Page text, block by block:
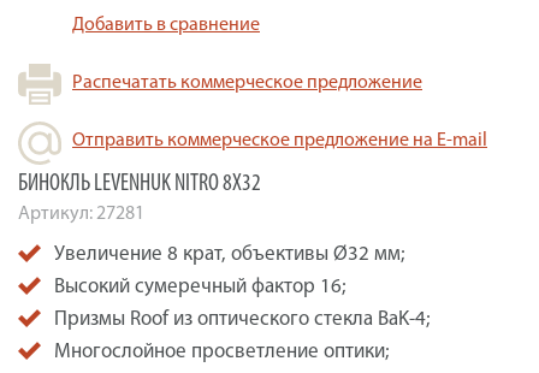
Добавить в сравнение
Распечатать коммерческое предложение
Отправить коммерческое предложение на E-mail
БИНОКЛЬ LEVENHUK NITRO 8X32
Артикул:27281
Увеличение 8 крат, объективы Ø32 мм;
Высокий сумеречный фактор 16;
Призмы Roof из оптического стекла BaK-4;
Многослойное просветление оптики;